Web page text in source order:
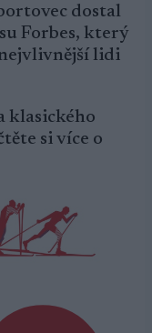
dostal
Forbes, který
lidi
klasického
si více o